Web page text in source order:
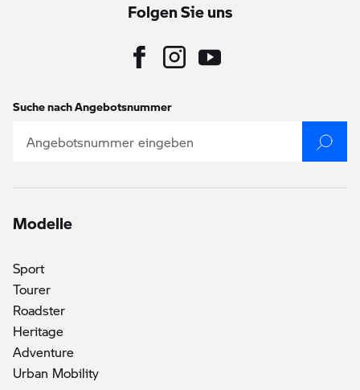
Folgen Sie uns
Suche nach Angebotsnummer
Modelle
Sport
Tourer
Roadster
Heritage
Adventure
Urban Mobility